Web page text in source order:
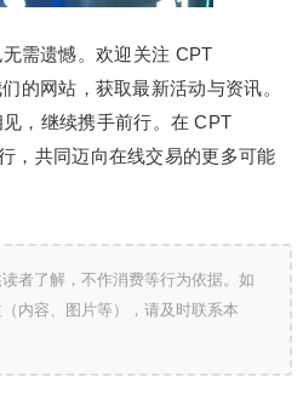
需遗憾。欢迎关注 CPT
的网站，获取最新活动与资讯。
，继续携手前行。在 CPT
，共同迈向在线交易的更多可能
者了解，不作消费等行为依据。如
内容、图片等），请及时联系本